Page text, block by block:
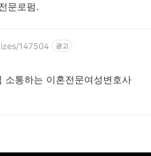
문로펌.
147504 광고
소통하는 이혼전문여성변호사